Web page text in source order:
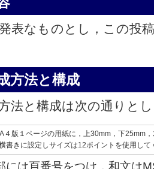
表なものとし，この投
方法と構成
法と構成は次の通りと
４版１ページの用紙に，上30mm，下25mm
書きに設定しサイズは12ポイントを使用して
には頁番号をつけ，和文は